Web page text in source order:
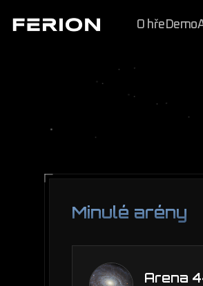
O hře Demo
Minulé arény
Arena